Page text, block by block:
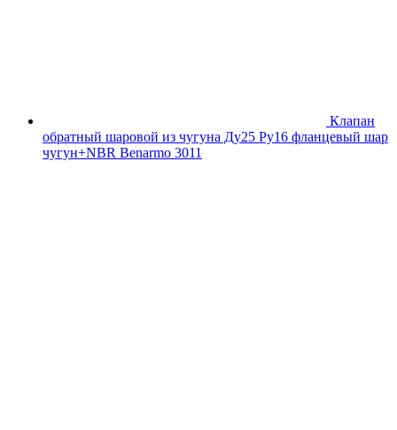
Клапан
обратный шаровой из чугуна Ду25 Ру16 фланцевый шар
чугун+NBR Benarmo 3011